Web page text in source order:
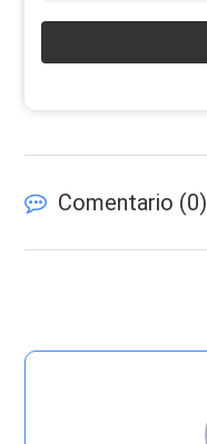
Comentario (0)